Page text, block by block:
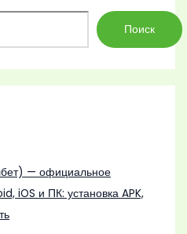
Поиск
— официальное
iOS и ПК: установка APK,